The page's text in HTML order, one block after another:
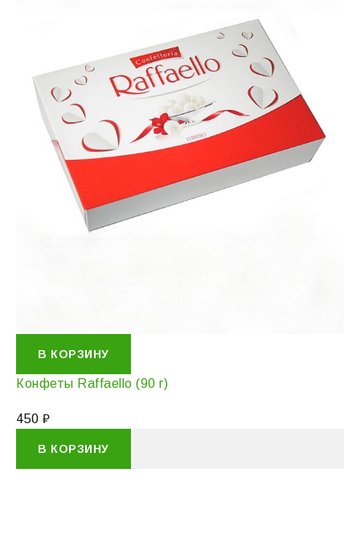
В КОРЗИНУ
Конфеты Raffaello (90 г)
450 ₽
В КОРЗИНУ